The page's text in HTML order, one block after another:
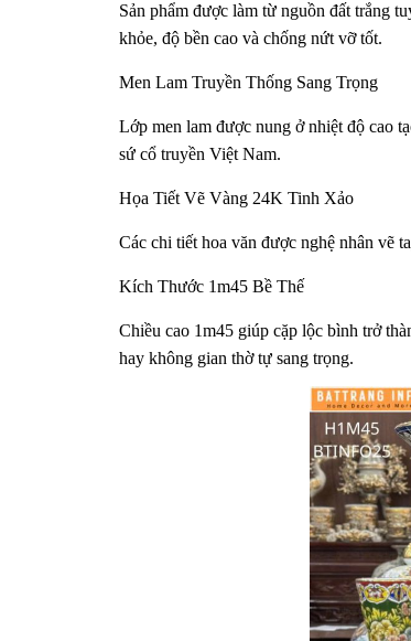
Sản phẩm được làm từ nguồn đất trắng
khỏe, độ bền cao và chống nứt vỡ tốt.
Men Lam Truyền Thống Sang Trọng
Lớp men lam được nung ở nhiệt độ cao
sứ cổ truyền Việt Nam.
Họa Tiết Vẽ Vàng 24K Tinh Xảo
Các chi tiết hoa văn được nghệ nhân vẽ
Kích Thước 1m45 Bề Thế
Chiều cao 1m45 giúp cặp lộc bình trở
hay không gian thờ tự sang trọng.